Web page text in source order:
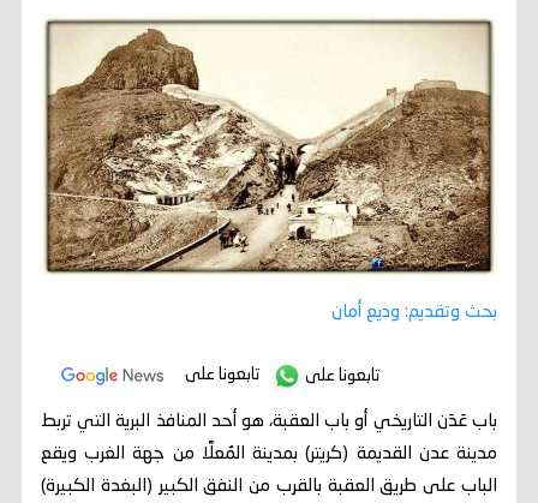
بحث وتقديم: وديع أمان
تابعونا على تابعونا على
باب عَدَن التاريخي أو باب العقبة، هو أحد المنافذ البرية التي تربط
مدينة عدن القديمة (كريتر) بمدينة المُعلَّا من جهة الغرب ويقع
الباب على طريق العقبة بالقرب من النفق الكبير (البغدة الكبيرة)